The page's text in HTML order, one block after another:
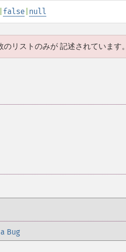
false null
リストのみが 記述されています。
Bug